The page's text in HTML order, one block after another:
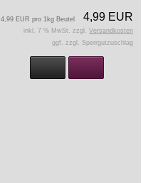
4,99 EUR
4,99 EUR pro 1kg Beutel
inkl. 7 % MwSt. zzgl. Versandkosten
ggf. zzgl. Sperrgutzuschlag